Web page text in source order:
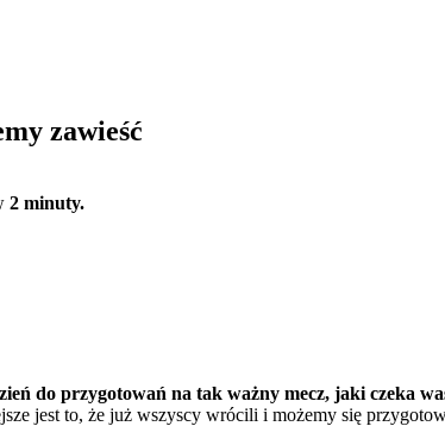
zawieść
2 minuty.
do przygotowań na tak ważny mecz, jaki czeka
jest to, że już wszyscy wrócili i możemy się